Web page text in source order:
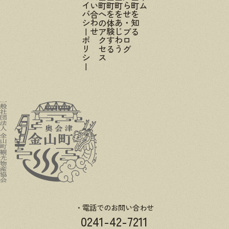
お知らせ・ブログ
金山町をあじわう
金山町を体験する
金山町へのアクセス
プライバシーポリシー
電話でのお問い合わせ
0241-42-7211